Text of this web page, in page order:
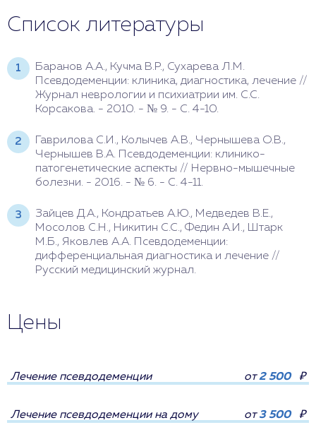
Список литературы
Баранов А.А., Кучма В.Р., Сухарева Л.М.
Псевдодеменции: клиника, диагностика, лечение //
Журнал неврологии и психиатрии им. С.С.
Корсакова. - 2010. - № 9. - С. 4-10.
Гаврилова С.И., Колычев А.В., Чернышева О.В.,
Чернышев В.А. Псевдодеменции: клинико-
патогенетические аспекты // Нервно-мышечные
болезни. - 2016. - № 6. - С. 4-11.
Зайцев Д.А., Кондратьев А.Ю., Медведев В.Е.,
Мосолов С.Н., Никитин С.С., Федин А.И., Штарк
М.Б., Яковлев А.А. Псевдодеменции:
дифференциальная диагностика и лечение //
Русский медицинский журнал.
Цены
Лечение псевдодеменции от2 500 ₽
Лечение псевдодеменции на дому от3 500 ₽